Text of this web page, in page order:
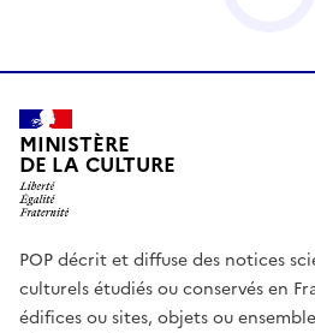
MINISTÈRE
DE LA CULTURE
POP décrit et diffuse des notices
culturels étudiés ou conservés en
édifices ou sites, objets ou